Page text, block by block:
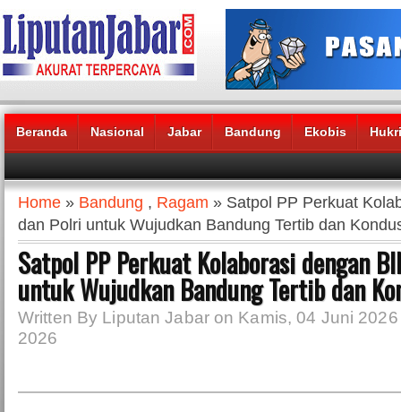
Beranda Nasional Jabar Bandung Ekobis
Headlines News :
Home » Bandung , Ragam » Satpol PP Perkuat
dan Polri untuk Wujudkan Bandung Tertib dan
Satpol PP Perkuat Kolaborasi dengan
untuk Wujudkan Bandung Tertib dan
Written By Liputan Jabar on Kamis, 04 Juni
2026